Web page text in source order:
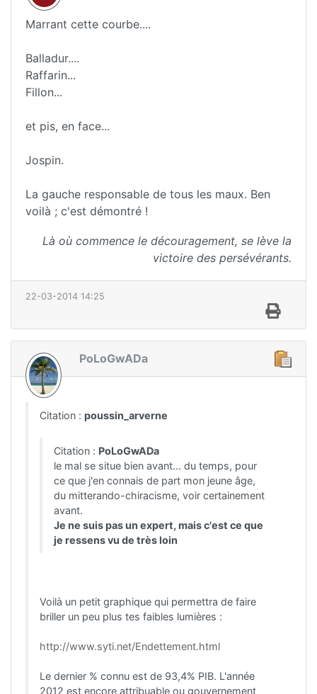
Marrant cette courbe....
Balladur....
Raffarin...
Fillon...
et pis, en face...
Jospin.
La gauche responsable de tous les maux. Ben
voilà ; c'est démontré !
Là où commence le découragement, se lève la
victoire des persévérants.
22-03-2014 14:25
PoLoGwADa
Citation : poussin_arverne
Citation : PoLoGwADa
le mal se situe bien avant... du temps, pour
ce que j'en connais de part mon jeune âge,
du mitterando-chiracisme, voir certainement
avant.
Je ne suis pas un expert, mais c'est ce que
je ressens vu de très loin
Voilà un petit graphique qui permettra de faire
briller un peu plus tes faibles lumières :
http://www.syti.net/Endettement.html
Le dernier % connu est de 93,4% PIB. L'année
2012 est encore attribuable ou gouvernement